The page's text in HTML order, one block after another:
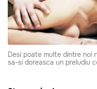
Desi poate multe dintre noi
sa-si doreasca un preludiu